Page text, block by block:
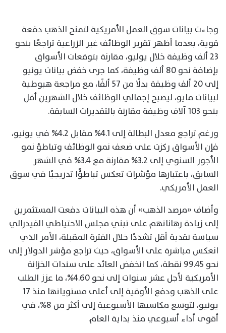
وجاءت بيانات سوق العمل الأمريكية لتمنح الذهب دفعة
قوية، بعدما أظهر تقرير الوظائف غير الزراعية تراجعًا بنحو
23 ألف وظيفة خلال يوليو، مقارنة بتوقعات الأسواق
بإضافة نحو 80 ألف وظيفة، كما جرى خفض بيانات يونيو
إلى 20 ألف وظيفة بدلًا من 57 ألفًا، مع مراجعة هبوطية
لبيانات مايو، ليصبح إجمالي الوظائف خلال الشهرين أقل
بنحو 103 آلاف وظيفة مقارنة بالتقديرات السابقة.
ورغم تراجع معدل البطالة إلى 4.1% مقابل 4.2% في يونيو،
فإن الأسواق ركزت على ضعف نمو الوظائف وتباطؤ نمو
الأجور السنوي إلى 3.2% مقارنة مع 3.4% في الشهر
السابق، باعتبارها مؤشرات تعكس تباطؤًا تدريجيًا في سوق
العمل الأمريكي.
وأضاف «مرصد الذهب» أن هذه البيانات دفعت المستثمرين
إلى زيادة رهاناتهم على تبني مجلس الاحتياطي الفيدرالي
سياسة نقدية أقل تشددًا خلال الفترة المقبلة، الأمر الذي
انعكس مباشرة على الأسواق، حيث تراجع مؤشر الدولار إلى
نحو 99.45 نقطة، كما انخفض العائد على سندات الخزانة
الأمريكية لأجل عشر سنوات إلى نحو 4.60%، ما عزز الطلب
على الذهب ودفع الأوقية إلى أعلى مستوياتها منذ 17
يونيو، لتوسع مكاسبها الأسبوعية إلى أكثر من 8%، في
أقوى أداء أسبوعي منذ بداية العام.